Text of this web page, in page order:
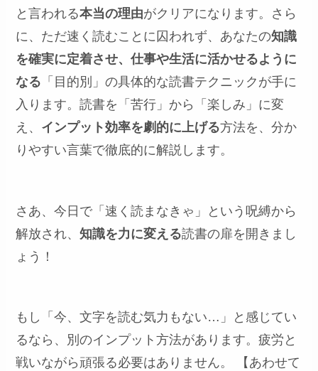
と言われる本当の理由がクリアになります。さら
に、ただ速く読むことに囚われず、あなたの知識
を確実に定着させ、仕事や生活に活かせるように
なる 「目的別」の具体的な読書テクニックが手に
入ります。読書を「苦行」から「楽しみ」に変
え、 インプット効率を劇的に上げる方法を、分か
りやすい言葉で徹底的に解説します。
さあ、今日で「速く読まなきゃ」という呪縛から
解放され、知識を力に変える読書の扉を開きまし
ょう！
もし「今、文字を読む気力もない…」と感じてい
るなら、別のインプット方法があります。疲労と
戦いながら頑張る必要はありません。 【あわせて